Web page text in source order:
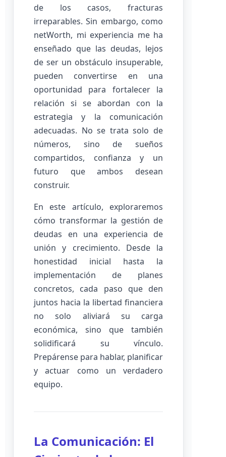
de los casos, fracturas
irreparables. Sin embargo, como
netWorth, mi experiencia me ha
enseñado que las deudas, lejos
de ser un obstáculo insuperable,
pueden convertirse en una
oportunidad para fortalecer la
relación si se abordan con la
estrategia y la comunicación
adecuadas. No se trata solo de
números, sino de sueños
compartidos, confianza y un
futuro que ambos desean
construir.
En este artículo, exploraremos
cómo transformar la gestión de
deudas en una experiencia de
unión y crecimiento. Desde la
honestidad inicial hasta la
implementación de planes
concretos, cada paso que den
juntos hacia la libertad financiera
no solo aliviará su carga
económica, sino que también
solidificará su vínculo.
Prepárense para hablar, planificar
y actuar como un verdadero
equipo.
La Comunicación: El